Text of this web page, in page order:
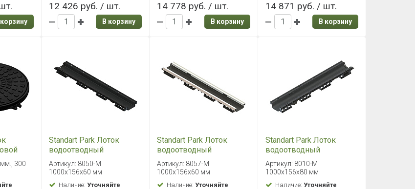
12 426 руб. / шт.
В корзину
14 778 руб. / шт.
В корзину
14 871 руб. / шт.
В корзину
300
Standart Park Лоток
водоотводный
пластиковый PolyMax
Basic 1000х156х60 мм
Артикул: 8050-М
1000х156х60 мм
Наличие:Уточняйте
Standart Park Лоток
водоотводный
пластиковый PolyMax
Basic 1000х156х62 мм
Артикул: 8057-М
1000х156х60 мм
Наличие:Уточняйте
Standart Park Лоток
водоотводный
пластиковый PolyMax
Basic 1000х156х80 мм
Артикул: 8010-М
1000х156х80 мм
Наличие: Уточняйте